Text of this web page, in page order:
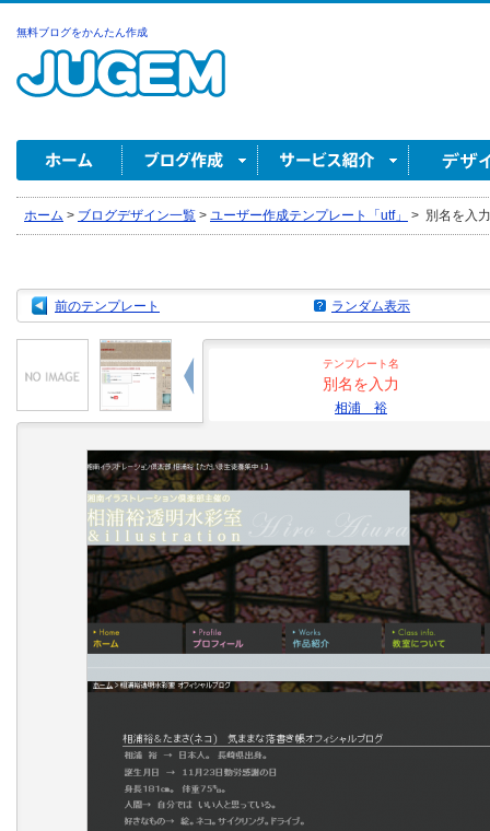
無料ブログをかんたん作成
ホーム > ブログデザイン一覧 > ユーザー作成テンプレート「utf」 > 別名を入
前のテンプレート ランダム表示
テンプレート名
別名を入力
相浦 裕